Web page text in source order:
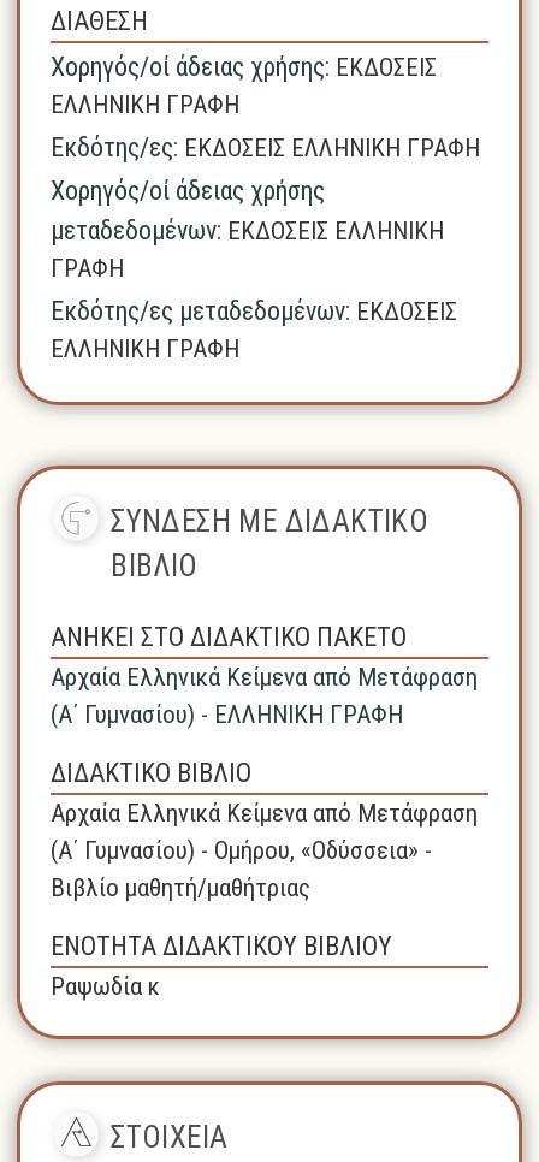
ΔΙΑΘΕΣΗ
Χορηγός/οί άδειας χρήσης: ΕΚΔΟΣΕΙΣ
ΕΛΛΗΝΙΚΗ ΓΡΑΦΗ
Εκδότης/ες: ΕΚΔΟΣΕΙΣ ΕΛΛΗΝΙΚΗ ΓΡΑΦΗ
Χορηγός/οί άδειας χρήσης
μεταδεδομένων: ΕΚΔΟΣΕΙΣ ΕΛΛΗΝΙΚΗ
ΓΡΑΦΗ
Εκδότης/ες μεταδεδομένων: ΕΚΔΟΣΕΙΣ
ΕΛΛΗΝΙΚΗ ΓΡΑΦΗ
ΣΥΝΔΕΣΗ ΜΕ ΔΙΔΑΚΤΙΚΟ
ΒΙΒΛΙΟ
ΑΝΗΚΕΙ ΣΤΟ ΔΙΔΑΚΤΙΚΟ ΠΑΚΕΤΟ
Αρχαία Ελληνικά Κείμενα από Μετάφραση
(Α΄ Γυμνασίου) - ΕΛΛΗΝΙΚΗ ΓΡΑΦΗ
ΔΙΔΑΚΤΙΚΟ ΒΙΒΛΙΟ
Αρχαία Ελληνικά Κείμενα από Μετάφραση
(Α΄ Γυμνασίου) - Ομήρου, «Οδύσσεια» -
Βιβλίο μαθητή/μαθήτριας
ΕΝΟΤΗΤΑ ΔΙΔΑΚΤΙΚΟΥ ΒΙΒΛΙΟΥ
Ραψωδία κ
ΣΤΟΙΧΕΙΑ